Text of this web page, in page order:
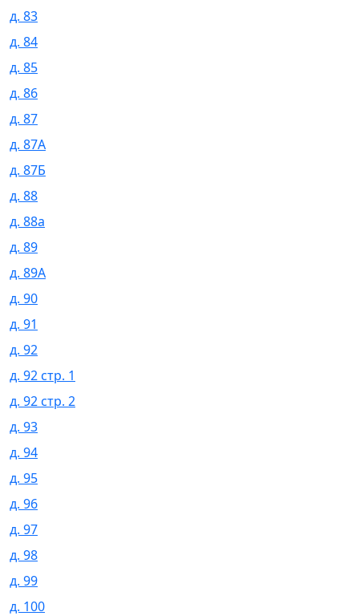
д. 83
д. 84
д. 85
д. 86
д. 87
д. 87А
д. 87Б
д. 88
д. 88а
д. 89
д. 89А
д. 90
д. 91
д. 92
д. 92 стр. 1
д. 92 стр. 2
д. 93
д. 94
д. 95
д. 96
д. 97
д. 98
д. 99
д. 100